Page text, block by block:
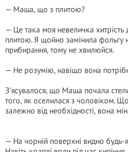
— Маша, що з плитою?
— Це така моя невеличка хитрість
плитою. Я щойно замінила фольгу
прибирання, тому не хвилюйся.
— Не розумію, навіщо вона
З’ясувалося, що Маша почала
того, як оселилася з чоловіком.
залежно від необхідності, вона
— На чорній поверхні видно будь-